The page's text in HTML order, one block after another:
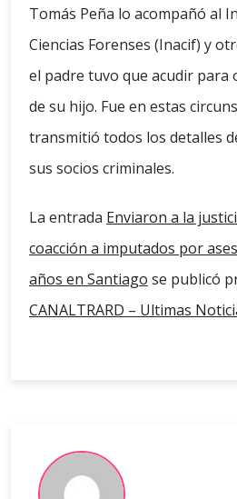
Tomás Peña lo acompañó al
Ciencias Forenses (Inacif) y
el padre tuvo que acudir
de su hijo. Fue en estas
transmitió todos los detalles
sus socios criminales.
La entrada Enviaron a la
coacción a imputados por
años en Santiago se publicó
CANALTRARD – Ultimas